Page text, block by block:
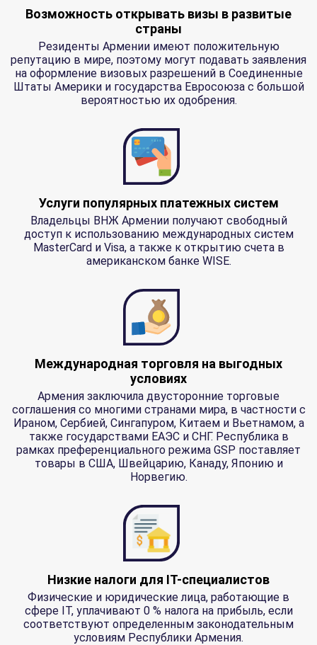
Возможность открывать визы в развитые
страны
Резиденты Армении имеют положительную
репутацию в мире, поэтому могут подавать заявления
на оформление визовых разрешений в Соединенные
Штаты Америки и государства Евросоюза с большой
вероятностью их одобрения.
Услуги популярных платежных систем
Владельцы ВНЖ Армении получают свободный
доступ к использованию международных систем
MasterCard и Visa, а также к открытию счета в
американском банке WISE.
Международная торговля на выгодных
условиях
Армения заключила двусторонние торговые
соглашения со многими странами мира, в частности с
Ираном, Сербией, Сингапуром, Китаем и Вьетнамом, а
также государствами ЕАЭС и СНГ. Республика в
рамках преференциального режима GSP поставляет
товары в США, Швейцарию, Канаду, Японию и
Норвегию.
Низкие налоги для IT-специалистов
Физические и юридические лица, работающие в
сфере IT, уплачивают 0 % налога на прибыль, если
соответствуют определенным законодательным
условиям Республики Армения.